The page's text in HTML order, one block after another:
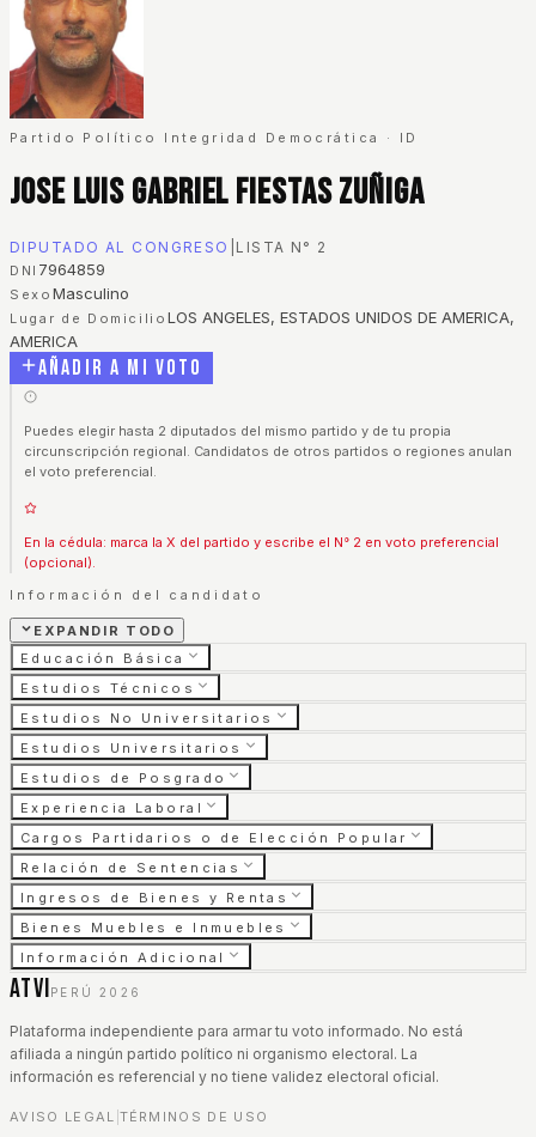
Partido Político Integridad Democrática · ID
Jose Luis Gabriel Fiestas Zuñiga
DIPUTADO AL CONGRESO LISTA N° 2
DNI 7964859
Sexo Masculino
Lugar de Domicilio LOS ANGELES, ESTADOS UNIDOS DE AMERICA,
AMERICA
Añadir a mi voto
Puedes elegir hasta 2 diputados del mismo partido y de tu propia
circunscripción regional. Candidatos de otros partidos o regiones anulan
el voto preferencial.
En la cédula: marca la X del partido y escribe el N° 2 en voto preferencial
(opcional).
Información del candidato
EXPANDIR TODO
Educación Básica
Estudios Técnicos
Estudios No Universitarios
Estudios Universitarios
Estudios de Posgrado
Experiencia Laboral
Cargos Partidarios o de Elección Popular
Relación de Sentencias
Ingresos de Bienes y Rentas
Bienes Muebles e Inmuebles
Información Adicional
ATVI PERÚ 2026
Plataforma independiente para armar tu voto informado. No está
afiliada a ningún partido político ni organismo electoral. La
información es referencial y no tiene validez electoral oficial.
AVISO LEGAL TÉRMINOS DE USO